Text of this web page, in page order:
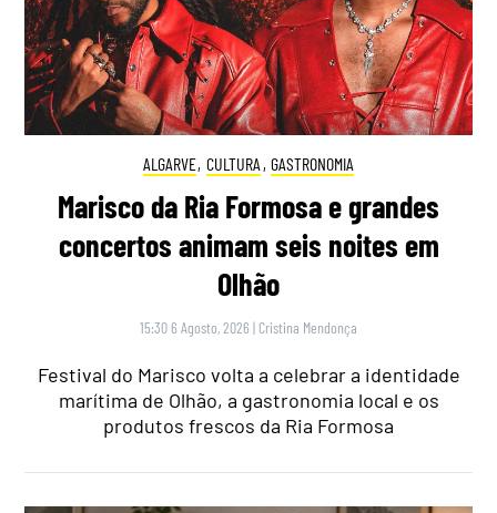
ALGARVE, CULTURA , GASTRONOMIA
Marisco da Ria Formosa e grandes
concertos animam seis noites em
Olhão
15:30 6 Agosto, 2026 | Cristina Mendonça
Festival do Marisco volta a celebrar a identidade
marítima de Olhão, a gastronomia local e os
produtos frescos da Ria Formosa